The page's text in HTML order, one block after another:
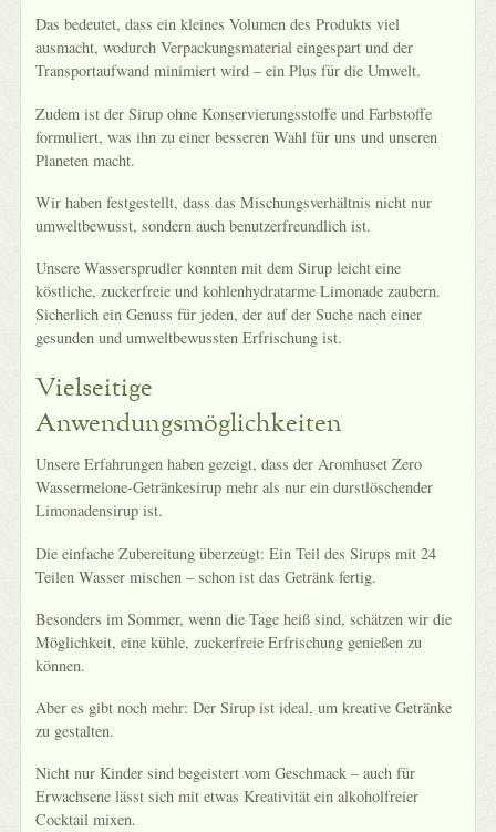
Das bedeutet, dass ein kleines Volumen des Produkts viel
ausmacht, wodurch Verpackungsmaterial eingespart und der
Transportaufwand minimiert wird – ein Plus für die Umwelt.
Zudem ist der Sirup ohne Konservierungsstoffe und Farbstoffe
formuliert, was ihn zu einer besseren Wahl für uns und unseren
Planeten macht.
Wir haben festgestellt, dass das Mischungsverhältnis nicht nur
umweltbewusst, sondern auch benutzerfreundlich ist.
Unsere Wassersprudler konnten mit dem Sirup leicht eine
köstliche, zuckerfreie und kohlenhydratarme Limonade zaubern.
Sicherlich ein Genuss für jeden, der auf der Suche nach einer
gesunden und umweltbewussten Erfrischung ist.
Vielseitige
Anwendungsmöglichkeiten
Unsere Erfahrungen haben gezeigt, dass der Aromhuset Zero
Wassermelone-Getränkesirup mehr als nur ein durstlöschender
Limonadensirup ist.
Die einfache Zubereitung überzeugt: Ein Teil des Sirups mit 24
Teilen Wasser mischen – schon ist das Getränk fertig.
Besonders im Sommer, wenn die Tage heiß sind, schätzen wir die
Möglichkeit, eine kühle, zuckerfreie Erfrischung genießen zu
können.
Aber es gibt noch mehr: Der Sirup ist ideal, um kreative Getränke
zu gestalten.
Nicht nur Kinder sind begeistert vom Geschmack – auch für
Erwachsene lässt sich mit etwas Kreativität ein alkoholfreier
Cocktail mixen.